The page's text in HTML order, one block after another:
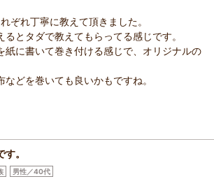
ぞれ丁寧に教えて頂きました。
とタダで教えてもらってる感じです。
紙に書いて巻き付ける感じで、オリジナルの
どを巻いても良いかもですね。
。
男性／40代